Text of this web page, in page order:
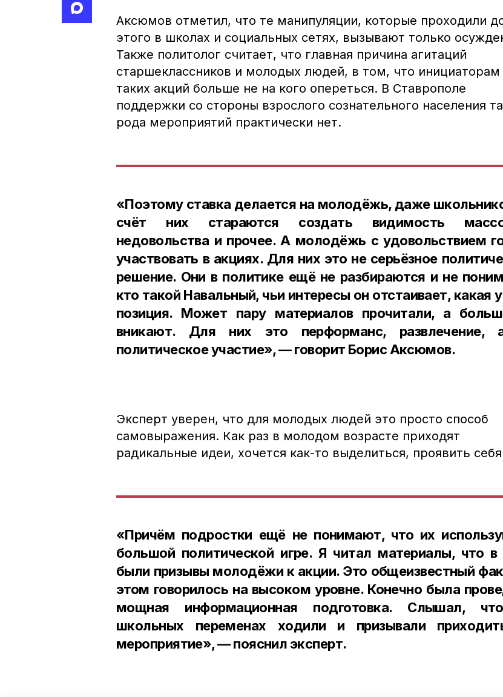
Аксюмов отметил, что те манипуляции, которые проходили
этого в школах и социальных сетях, вызывают только
Также политолог считает, что главная причина агитаций
старшеклассников и молодых людей, в том, что инициаторам
таких акций больше не на кого опереться. В Ставрополе
поддержки со стороны взрослого сознательного населения
рода мероприятий практически нет.
«Поэтому ставка делается на молодёжь, даже
счёт них стараются создать видимость
недовольства и прочее. А молодёжь с удовольствием
участвовать в акциях. Для них это не серьёзное
решение. Они в политике ещё не разбираются и не
кто такой Навальный, чьи интересы он отстаивает, какая
позиция. Может пару материалов прочитали, а
вникают. Для них это перформанс, развлечение,
политическое участие», — говорит Борис Аксюмов.
Эксперт уверен, что для молодых людей это просто способ
самовыражения. Как раз в молодом возрасте приходят
радикальные идеи, хочется как-то выделиться, проявить
«Причём подростки ещё не понимают, что их
большой политической игре. Я читал материалы, что в
были призывы молодёжи к акции. Это общеизвестный
этом говорилось на высоком уровне. Конечно была
мощная информационная подготовка. Слышал,
школьных переменах ходили и призывали
мероприятие», — пояснил эксперт.